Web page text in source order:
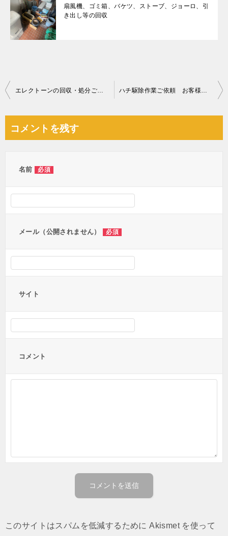
扇風機、ゴミ箱、バケツ、ストーブ、ジョーロ、引
き出し等の回収
投
ビ
エレクトーンの回収・処分ご依頼 お客様の声 ハチ駆除作業ご依頼 お客様の声
コメントを残す
名前 必須
メール（公開されません） 必須
サイト
コメント
このサイトはスパムを低減するために Akismet を使って